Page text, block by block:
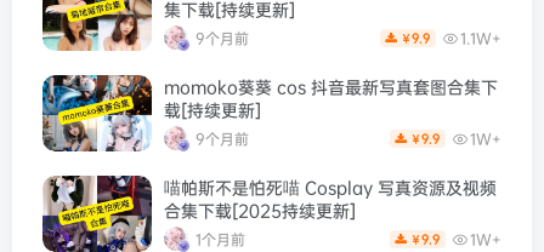
集下载[持续更新]
9个月前 ￥9.9 1.1W+
momoko葵葵 cos 抖音最新写真套图合集下
载[持续更新]
9个月前 ￥9.9 1W+
喵帕斯不是怕死喵 Cosplay 写真资源及视频
合集下载[2025持续更新]
1个月前 ￥9.9 1W+